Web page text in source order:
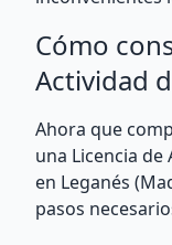
Cómo
Actividad
Ahora que
una Licencia
en Leganés
pasos